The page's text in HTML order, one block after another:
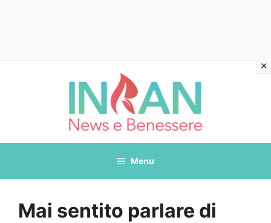
Menu
Mai sentito parlare di